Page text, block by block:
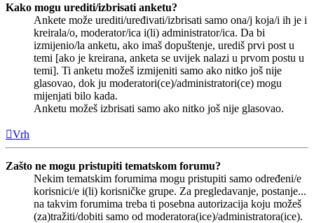
Kako mogu urediti/izbrisati anketu?
Ankete može urediti/uređivati/izbrisati samo ona/j koja/i ih je i
kreirala/o, moderator/ica i(li) administrator/ica. Da bi
izmijenio/la anketu, ako imaš dopuštenje, urediš prvi post u
temi [ako je kreirana, anketa se uvijek nalazi u prvom postu u
temi]. Ti anketu možeš izmijeniti samo ako nitko još nije
glasovao, dok ju moderatori(ce)/administratori(ce) mogu
mijenjati bilo kada.
Anketu možeš izbrisati samo ako nitko još nije glasovao.
Vrh
Zašto ne mogu pristupiti tematskom forumu?
Nekim tematskim forumima mogu pristupiti samo određeni/e
korisnici/e i(li) korisničke grupe. Za pregledavanje, postanje...
na takvim forumima treba ti posebna autorizacija koju možeš
(za)tražiti/dobiti samo od moderatora(ice)/administratora(ice).